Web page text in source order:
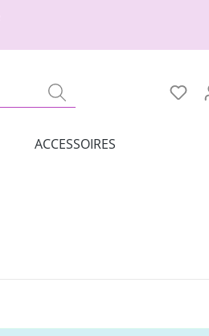
ACCESSOIRES